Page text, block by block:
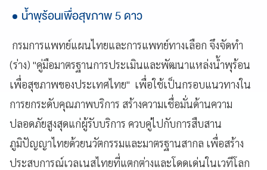
น้ำพุร้อนเพื่อสุขภาพ 5 ดาว
กรมการแพทย์แผนไทยและการแพทย์ทางเลือก จึงจัดทำ
(ร่าง) "คู่มือมาตรฐานการประเมินและพัฒนาแหล่งน้ำพุร้อน
เพื่อสุขภาพของประเทศไทย" เพื่อใช้เป็นกรอบแนวทางใน
การยกระดับคุณภาพบริการ สร้างความเชื่อมั่นด้านความ
ปลอดภัยสูงสุดแก่ผู้รับบริการ ควบคู่ไปกับการสืบสาน
ภูมิปัญญาไทยด้วยนวัตกรรมและมาตรฐานสากล เพื่อสร้าง
ประสบการณ์เวลเนสไทยที่แตกต่างและโดดเด่นในเวทีโลก